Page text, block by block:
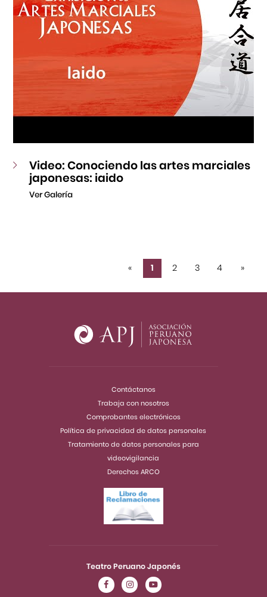
Video: Conociendo las artes marciales
japonesas: iaido
Ver Galería
« 1 2 3 4 »
Teatro Peruano Japonés
Contáctanos
Trabaja con nosotros
Comprobantes electrónicos
Política de privacidad de datos personales
Tratamiento de datos personales para
videovigilancia
Derechos ARCO